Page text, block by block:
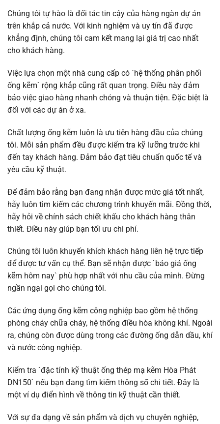
Chúng tôi tự hào là đối tác tin cậy của hàng ngàn dự án
trên khắp cả nước. Với kinh nghiệm và uy tín đã được
khẳng định, chúng tôi cam kết mang lại giá trị cao nhất
cho khách hàng.
Việc lựa chọn một nhà cung cấp có `hệ thống phân phối
ống kẽm` rộng khắp cũng rất quan trọng. Điều này đảm
bảo việc giao hàng nhanh chóng và thuận tiện. Đặc biệt là
đối với các dự án ở xa.
Chất lượng ống kẽm luôn là ưu tiên hàng đầu của chúng
tôi. Mỗi sản phẩm đều được kiểm tra kỹ lưỡng trước khi
đến tay khách hàng. Đảm bảo đạt tiêu chuẩn quốc tế và
yêu cầu kỹ thuật.
Để đảm bảo rằng bạn đang nhận được mức giá tốt nhất,
hãy luôn tìm kiếm các chương trình khuyến mãi. Đồng thời,
hãy hỏi về chính sách chiết khấu cho khách hàng thân
thiết. Điều này giúp bạn tối ưu chi phí.
Chúng tôi luôn khuyến khích khách hàng liên hệ trực tiếp
để được tư vấn cụ thể. Bạn sẽ nhận được `báo giá ống
kẽm hôm nay` phù hợp nhất với nhu cầu của mình. Đừng
ngần ngại gọi cho chúng tôi.
Các ứng dụng ống kẽm công nghiệp bao gồm hệ thống
phòng cháy chữa cháy, hệ thống điều hòa không khí. Ngoài
ra, chúng còn được dùng trong các đường ống dẫn dầu, khí
và nước công nghiệp.
Kiểm tra `đặc tính kỹ thuật ống thép mạ kẽm Hòa Phát
DN150` nếu bạn đang tìm kiếm thông số chi tiết. Đây là
một ví dụ điển hình về thông tin kỹ thuật cần thiết.
Với sự đa dạng về sản phẩm và dịch vụ chuyên nghiệp,